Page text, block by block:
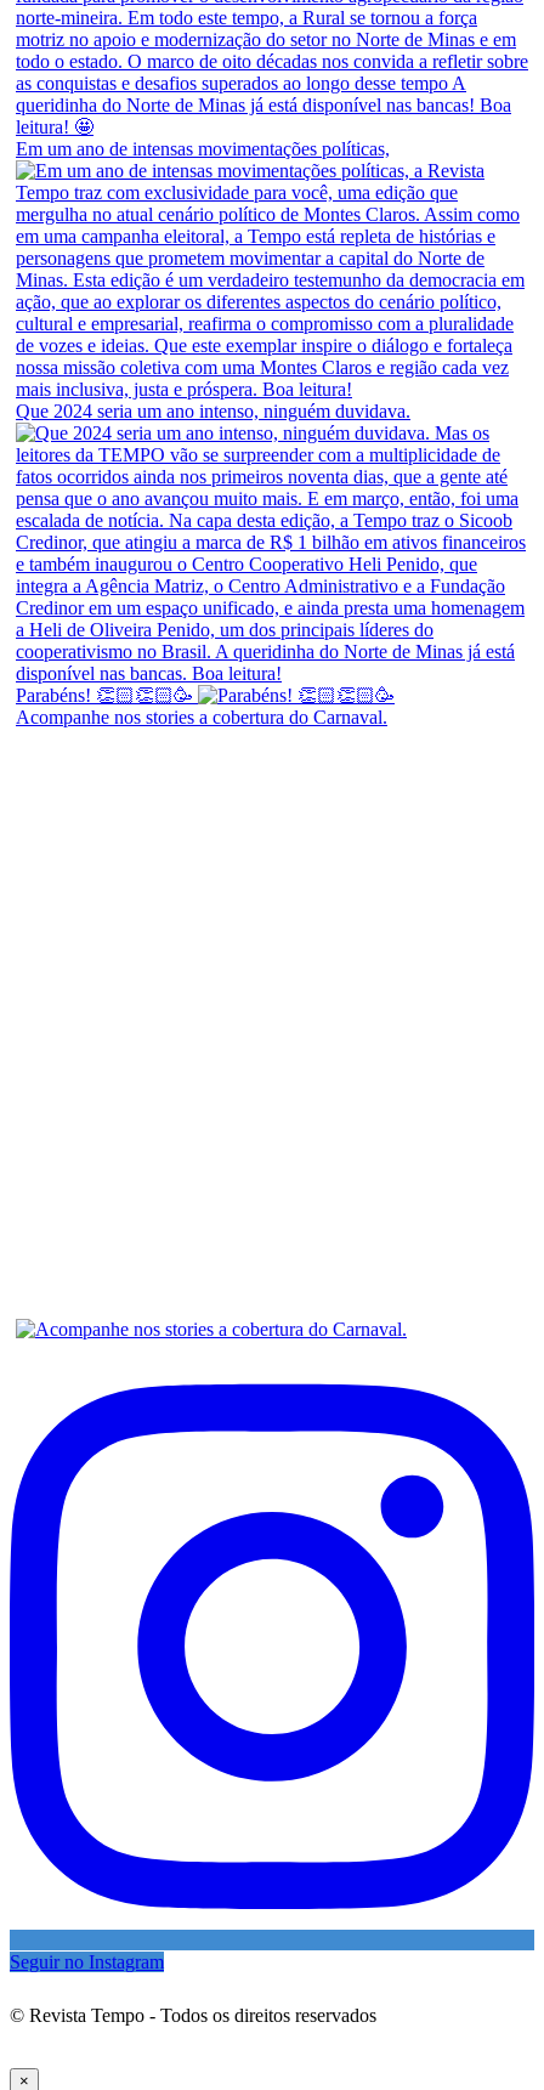
Em um ano de intensas movimentações políticas,
Que 2024 seria um ano intenso, ninguém duvidava.
Parabéns! 👏🏻👏🏻🥳
Acompanhe nos stories a cobertura do Carnaval.
Seguir no Instagram
© Revista Tempo - Todos os direitos reservados
×